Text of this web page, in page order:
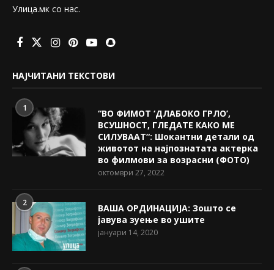
Улица.мк со нас.
НАЈЧИТАНИ ТЕКСТОВИ
1
“ВО ФИМОТ ‘ДЛАБОКО ГРЛО’,
ВСУШНОСТ, ГЛЕДАТЕ КАКО МЕ
СИЛУВААТ“: Шокантни детали од
животот на најпознатата актерка
во филмови за возрасни (ФОТО)
октомври 27, 2022
2
ВАША ОРДИНАЦИЈА: Зошто се
јавува зуење во ушите
јануари 14, 2020